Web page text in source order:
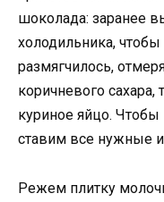
шоколада: заранее
холодильника,
размягчилось,
коричневого
куриное яйцо. Чтобы
ставим все нужные
Режем плитку